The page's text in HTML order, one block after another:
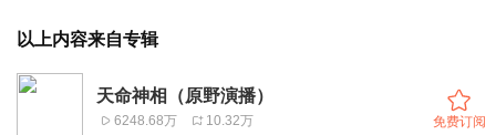
以上内容来自专辑
天命神相（原野演播）
6248.68万 10.32万 免费订阅